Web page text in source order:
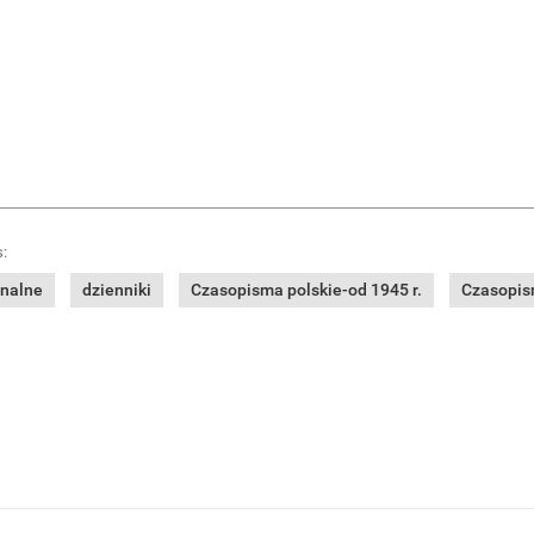
dzienniki Czasopisma polskie-od 1945 r.